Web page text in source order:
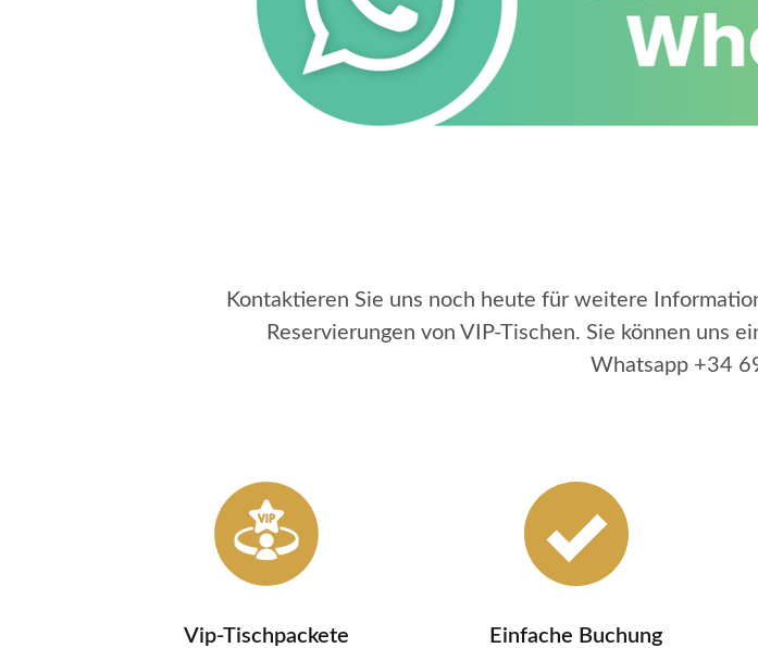
Kontaktieren Sie uns noch heute für weitere
Reservierungen von VIP-Tischen. Sie können uns
Whatsapp +34
Vip-Tischpackete
Einfache Buchung